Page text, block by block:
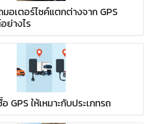
อเตอร์ไซค์แตกต่างจาก GPS
ย่างไร
GPS ให้เหมาะกับประเภทรถ